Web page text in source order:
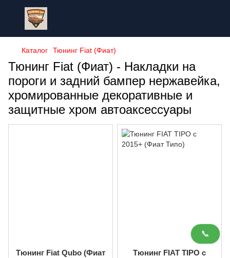
📞
Каталог Тюнинг Fiat (Фиат)
Тюнинг Fiat (Фиат) - Накладки на
пороги и задний бампер нержавейка,
хромированные декоративные и
защитные хром автоаксессуары
Тюнинг Fiat Qubo (Фиат
Тюнинг FIAT TIPO с